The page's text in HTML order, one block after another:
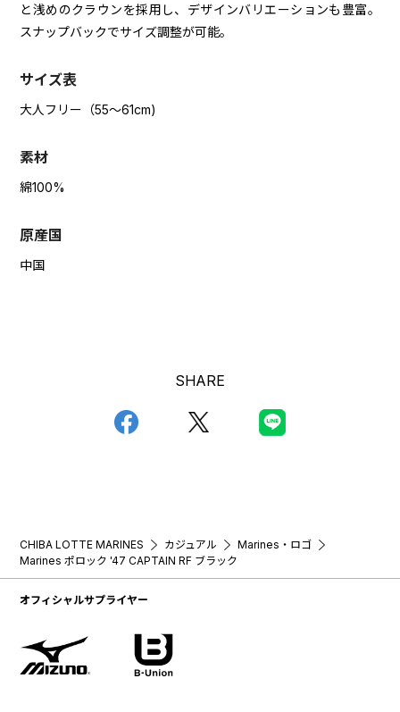
と浅めのクラウンを採用し、デザインバリエーションも豊富。
スナップバックでサイズ調整が可能。
サイズ表
大人フリー（55～61cm)
素材
綿100%
原産国
中国
SHARE
CHIBA LOTTE MARINES カジュアル
Marines・ロゴ
Marines ポロック '47 CAPTAIN RF ブラック
オフィシャルサプライヤー